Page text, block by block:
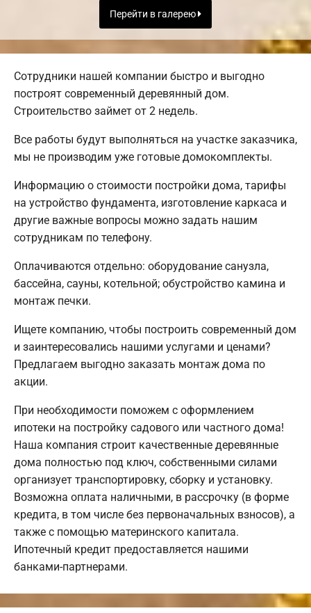
Перейти в галерею
Сотрудники нашей компании быстро и выгодно
построят современный деревянный дом.
Строительство займет от 2 недель.
Все работы будут выполняться на участке заказчика,
мы не производим уже готовые домокомплекты.
Информацию о стоимости постройки дома, тарифы
на устройство фундамента, изготовление каркаса и
другие важные вопросы можно задать нашим
сотрудникам по телефону.
Оплачиваются отдельно: оборудование санузла,
бассейна, сауны, котельной; обустройство камина и
монтаж печки.
Ищете компанию, чтобы построить современный дом
и заинтересовались нашими услугами и ценами?
Предлагаем выгодно заказать монтаж дома по
акции.
При необходимости поможем с оформлением
ипотеки на постройку садового или частного дома!
Наша компания строит качественные деревянные
дома полностью под ключ, собственными силами
организует транспортировку, сборку и установку.
Возможна оплата наличными, в рассрочку (в форме
кредита, в том числе без первоначальных взносов), а
также с помощью материнского капитала.
Ипотечный кредит предоставляется нашими
банками-партнерами.